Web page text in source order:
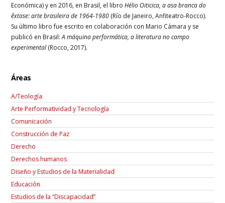
Económica) y en 2016, en Brasil, el libroHélio Oiticica, a asa branca do
êxtase: arte brasileira de 1964-1980 (Río de Janeiro, Anfiteatro-Rocco).
Su último libro fue escrito en colaboración con Mario Cámara y se
publicó en Brasil:A máquina performática, a literatura no campo
experimental(Rocco, 2017).
Áreas
A/Teología
Arte Performatividad y Tecnología
Comunicación
Construcción de Paz
Derecho
Derechos humanos
Diseño y Estudios de la Materialidad
Educación
Estudios de la “Discapacidad”